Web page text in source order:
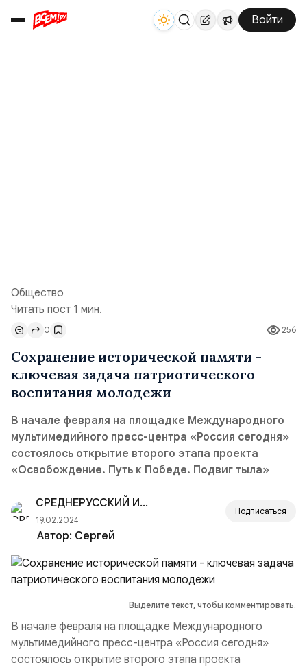
Войти
Общество
Читать пост 1 мин.
256
0
Сохранение исторической памяти -
ключевая задача патриотического
воспитания молодежи
В начале февраля на площадке Международного
мультимедийного пресс-центра «Россия сегодня»
состоялось открытие второго этапа проекта
«Освобождение. Путь к Победе. Подвиг тыла»
СРЕДНЕРУССКИЙ ИНСТИТУТ УПРАВЛЕНИЯ — РАНХиГС
19.02.2024
Подписаться
Автор: Сергей
Выделите текст, чтобы комментировать.
В начале февраля на площадке Международного
мультимедийного пресс-центра «Россия сегодня»
состоялось открытие второго этапа проекта